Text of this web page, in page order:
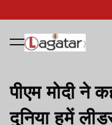
पीएम मोदी ने
दुनिया हमें